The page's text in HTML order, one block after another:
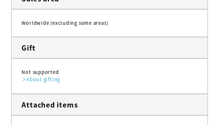
Worldwide (excluding some areas)
Gift
Not supported
About gifting
Attached items